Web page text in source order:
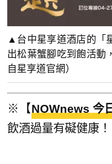
▲台中星享道酒店的「
出松葉蟹腳吃到飽活動
自星享道官網）
※【NOWnews 今
飲酒過量有礙健康！